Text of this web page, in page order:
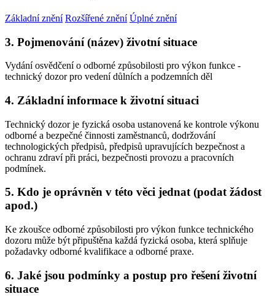
Základní znění Rozšířené znění Úplné znění
3. Pojmenování (název) životní situace
Vydání osvědčení o odborné způsobilosti pro výkon funkce -
technický dozor pro vedení důlních a podzemních děl
4. Základní informace k životní situaci
Technický dozor je fyzická osoba ustanovená ke kontrole výkonu
odborné a bezpečné činnosti zaměstnanců, dodržování
technologických předpisů, předpisů upravujících bezpečnost a
ochranu zdraví při práci, bezpečnosti provozu a pracovních
podmínek.
5. Kdo je oprávněn v této věci jednat (podat žádost
apod.)
Ke zkoušce odborné způsobilosti pro výkon funkce technického
dozoru může být připuštěna každá fyzická osoba, která splňuje
požadavky odborné kvalifikace a odborné praxe.
6. Jaké jsou podmínky a postup pro řešení životní
situace